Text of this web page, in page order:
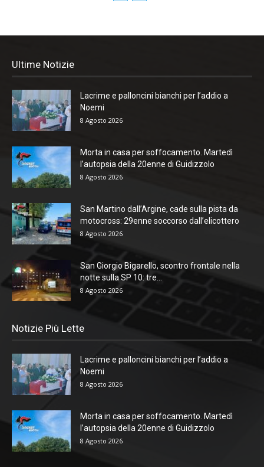
Ultime Notizie
Lacrime e palloncini bianchi per l’addio a
Noemi
8 Agosto 2026
Morta in casa per soffocamento. Martedì
l’autopsia della 20enne di Guidizzolo
8 Agosto 2026
San Martino dall’Argine, cade sulla pista da
motocross: 29enne soccorso dall’elicottero
8 Agosto 2026
San Giorgio Bigarello, scontro frontale nella
notte sulla SP 10: tre...
8 Agosto 2026
Notizie Più Lette
Lacrime e palloncini bianchi per l’addio a
Noemi
8 Agosto 2026
Morta in casa per soffocamento. Martedì
l’autopsia della 20enne di Guidizzolo
8 Agosto 2026